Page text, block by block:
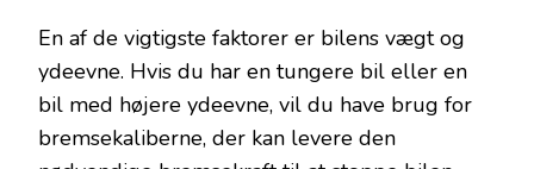
En af de vigtigste faktorer er bilens vægt og
ydeevne. Hvis du har en tungere bil eller en
bil med højere ydeevne, vil du have brug for
bremsekaliberne, der kan levere den